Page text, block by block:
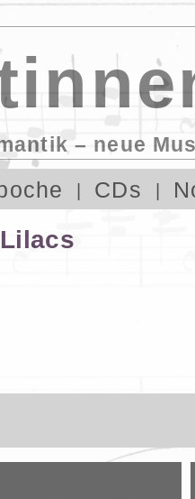
– neue
CDs